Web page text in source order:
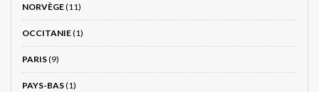
NORVÈGE(11)
OCCITANIE(1)
PARIS(9)
PAYS-BAS(1)